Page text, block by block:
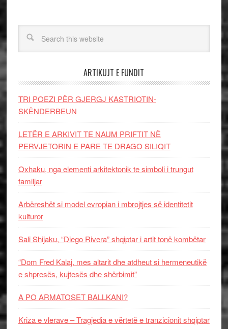
ARTIKUJT E FUNDIT
TRI POEZI PËR GJERGJ KASTRIOTIN-
SKËNDERBEUN
LETËR E ARKIVIT TE NAUM PRIFTIT NË
PERVJETORIN E PARE TE DRAGO SILIQIT
Oxhaku, nga elementi arkitektonik te simboli i trungut
familjar
Arbëreshët si model evropian i mbrojtjes së identitetit
kulturor
Sali Shijaku, “Diego Rivera” shqiptar i artit tonë kombëtar
“Dom Fred Kalaj, mes altarit dhe atdheut si hermeneutikë
e shpresës, kujtesës dhe shërbimit”
A PO ARMATOSET BALLKANI?
Kriza e vlerave – Tragjedia e vërtetë e tranzicionit shqiptar